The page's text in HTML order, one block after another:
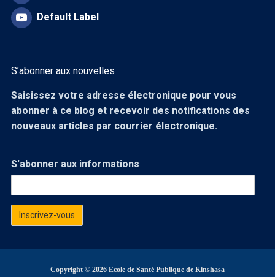
Default Label
S’abonner aux nouvelles
Saisissez votre adresse électronique pour vous
abonner à ce blog et recevoir des notifications des
nouveaux articles par courrier électronique.
S'abonner aux informations
Copyright © 2026 Ecole de Santé Publique de Kinshasa